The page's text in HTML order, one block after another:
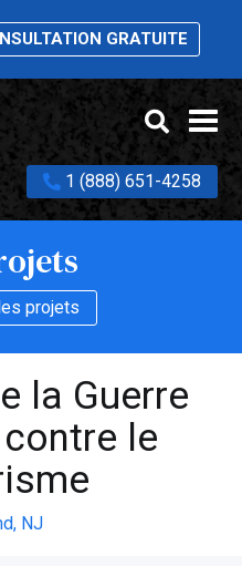
GRATUITE
1 (888) 651-4258
projets
la Guerre
le
NJ